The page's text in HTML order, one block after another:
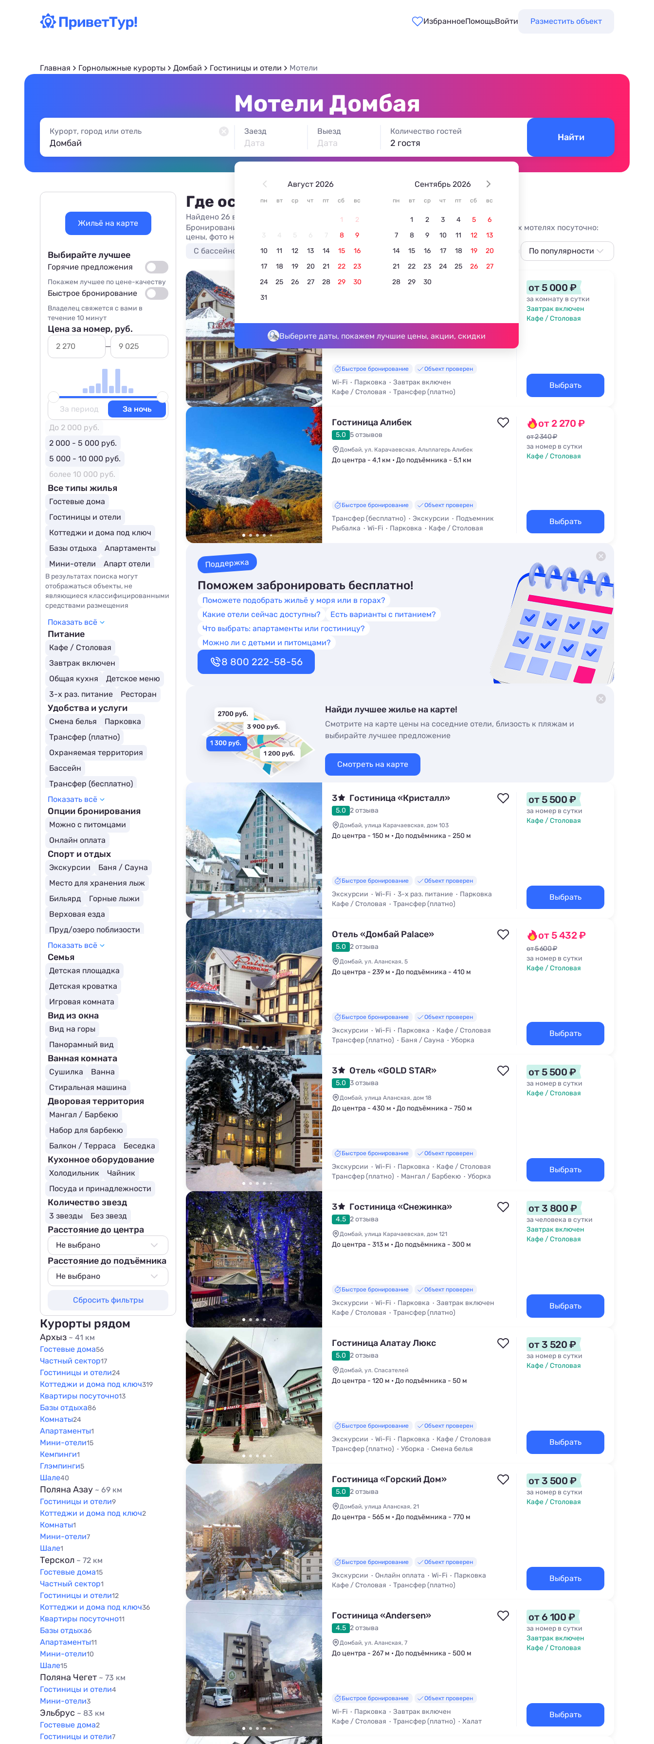
ИзбранноеПомощьВойти Разместить объект
Главная Горнолыжные курорты Домбай Гостиницы и отели Мотели
Мотели Домбая
Курорт, город или отель Заезд
Дата
Выезд
Дата
Август 2026
пн вт ср чт пт сб вс
1
2
3
4 5 6 7 8
9
10
11 12 13 14 15
16
17
18 19 20 21 22
23
24
25 26 27 28 29
30
31
Сентябрь 2026
пн вт ср чт пт сб вс
1 2 3 4 5
6
7
8 9 10 11 12
13
14
15 16 17 18 19
20
21
22 23 24 25 26
27
28
29 30
Выберите даты, покажем лучшие цены, акции, скидки
Количество гостей
2 гостя
Найти
Где остановиться в Домбае
Найдено 26 вариантов жилья из 26
Бронирование мотелей в Домбае на сутки 2026 рядом с трассой. Отдых в придорожных мотелях посуточно:
цены, фото номеров, без посредников.
С бассейном
Недорого С питанием Для отдыха с детьми С бассейном с подогревом С
По популярности
Сначала дешевле
Сначала дороже
Ближе к центру
«Кураж»
До центра - 210 м • До подъёмника - 500 м
Быстрое бронирование Объект проверен
Wi-Fi Парковка
Завтрак включен
Кафе / Столовая
Трансфер (платно)
от 5 000 ₽
за комнату в сутки
Завтрак включен
Кафе / Столовая
Выбрать
Гостиница Алибек
5.0 5 отзывов
Домбай, ул. Карачаевская, Альплагерь Алибек
До центра - 4,1 км • До подъёмника - 5,1 км
Быстрое бронирование Объект проверен
Трансфер (бесплатно) Экскурсии
Подъемник
Рыбалка
Wi-Fi Парковка Кафе / Столовая
от 2 270 ₽
от 2 340 ₽
за номер в сутки
Кафе / Столовая
Выбрать
Поддержка
Поможем забронировать бесплатно!
Поможете подобрать жильё у моря или в горах?
Какие отели сейчас доступны?
Есть варианты с питанием?
Что выбрать: апартаменты или гостиницу?
Можно ли с детьми и питомцами?
8 800 222-58-56
Найди лучшее жилье на карте!
Смотрите на карте цены на соседние отели, близость к пляжам и
выбирайте лучшее предложение
Смотреть на карте
3 Гостиница «Кристалл»
5.0 2 отзыва
Домбай, улица Карачаевская, дом 103
До центра - 150 м • До подъёмника - 250 м
Быстрое бронирование Объект проверен
Экскурсии Wi-Fi 3-х раз. питание
Парковка
Кафе / Столовая
Трансфер (платно)
от 5 500 ₽
за номер в сутки
Кафе / Столовая
Выбрать
Отель «Домбай Palace»
5.0 2 отзыва
Домбай, ул. Аланская, 5
До центра - 239 м • До подъёмника - 410 м
Быстрое бронирование Объект проверен
Экскурсии Wi-Fi Парковка
Кафе / Столовая
Трансфер (платно)
Баня / Сауна Уборка
от 5 432 ₽
от 5 600 ₽
за номер в сутки
Кафе / Столовая
Выбрать
3 Отель «GOLD STAR»
5.0 3 отзыва
Домбай, улица Аланская, дом 18
До центра - 430 м • До подъёмника - 750 м
Быстрое бронирование Объект проверен
Экскурсии Wi-Fi Парковка
Кафе / Столовая
Трансфер (платно)
Мангал / Барбекю Уборка
от 5 500 ₽
за номер в сутки
Кафе / Столовая
Выбрать
3 Гостиница «Снежинка»
4.5 2 отзыва
Домбай, улица Карачаевская, дом 121
До центра - 313 м • До подъёмника - 300 м
Быстрое бронирование Объект проверен
Экскурсии Wi-Fi Парковка
Завтрак включен
Кафе / Столовая
Трансфер (платно)
от 3 800 ₽
за человека в сутки
Завтрак включен
Кафе / Столовая
Выбрать
Гостиница Алатау Люкс
5.0 2 отзыва
Домбай, ул. Спасателей
До центра - 120 м • До подъёмника - 50 м
Быстрое бронирование Объект проверен
Экскурсии Wi-Fi Парковка
Кафе / Столовая
Трансфер (платно)
Уборка Смена белья
от 3 520 ₽
за номер в сутки
Кафе / Столовая
Выбрать
Гостиница «Горский Дом»
5.0 2 отзыва
Домбай, улица Аланская, 21
До центра - 565 м • До подъёмника - 770 м
Быстрое бронирование Объект проверен
Экскурсии Онлайн оплата Wi-Fi
Парковка
Кафе / Столовая
Трансфер (платно)
от 3 500 ₽
за номер в сутки
Кафе / Столовая
Выбрать
Гостиница «Andersen»
4.5 2 отзыва
Домбай, ул. Аланская, 7
До центра - 267 м • До подъёмника - 500 м
Быстрое бронирование Объект проверен
Wi-Fi Парковка
Завтрак включен
Кафе / Столовая
Трансфер (платно)
Халат
от 6 100 ₽
за номер в сутки
Завтрак включен
Кафе / Столовая
Выбрать
Жильё на карте
Выбирайте лучшее
Горячие предложения
Покажем лучшее по цене-качеству
Быстрое бронирование
Владелец свяжется с вами в
течение 10 минут
Цена за номер, руб.
За период
За ночь
До 2 000 руб.
2 000 - 5 000 руб.
5 000 - 10 000 руб.
более 10 000 руб.
Все типы жилья
Гостевые дома
Гостиницы и отели
Коттеджи и дома под ключ
Базы отдыха
Апартаменты
Мини-отели
Апарт отели
Горнолыжные отели
Отели для молодоженов
Курортные отели
Загородные отели
В результатах поиска могут
отображаться объекты, не
являющиеся классифицированными
средствами размещения
Показать всё
Питание
Кафе / Столовая
Завтрак включен
Общая кухня
Детское меню
3-х раз. питание
Ресторан
Удобства и услуги
Смена белья
Парковка
Трансфер (платно)
Охраняемая территория
Бассейн
Трансфер (бесплатно)
Открытый бассейн
Бассейн с подогревом
Показать всё
Опции бронирования
Можно с питомцами
Онлайн оплата
Спорт и отдых
Экскурсии
Баня / Сауна
Место для хранения лыж
Бильярд
Горные лыжи
Верховая езда
Пруд/озеро поблизости
Подъемник
Тренажерный зал
Снегоходы
Показать всё
Семья
Детская площадка
Детская кроватка
Игровая комната
Вид из окна
Вид на горы
Панорамный вид
Ванная комната
Сушилка
Ванна
Стиральная машина
Дворовая территория
Мангал / Барбекю
Набор для барбекю
Балкон / Терраса
Беседка
Кухонное оборудование
Холодильник
Чайник
Посуда и принадлежности
Количество звезд
3 звезды Без звезд
Расстояние до центра
Не выбрано
Не выбрано
100 м
500 м
800 м
1000 м
1500 м
Расстояние до подъёмника
Не выбрано
100 м
200 м
500 м
800 м
1000 м
Сбросить фильтры
Курорты рядом
Архыз ~ 41 км
Гостевые дома56
Частный сектор17
Гостиницы и отели24
Коттеджи и дома под ключ319
Квартиры посуточно13
Базы отдыха86
Комнаты24
Апартаменты1
Мини-отели15
Кемпинги1
Глэмпинги5
Шале40
Поляна Азау ~ 69 км
Гостиницы и отели9
Коттеджи и дома под ключ2
Комнаты1
Мини-отели7
Шале1
Терскол ~ 72 км
Гостевые дома15
Частный сектор1
Гостиницы и отели12
Коттеджи и дома под ключ36
Квартиры посуточно11
Базы отдыха6
Апартаменты11
Мини-отели10
Шале15
Поляна Чегет ~ 73 км
Гостиницы и отели4
Мини-отели3
Эльбрус ~ 83 км
Гостевые дома2
Гостиницы и отели7